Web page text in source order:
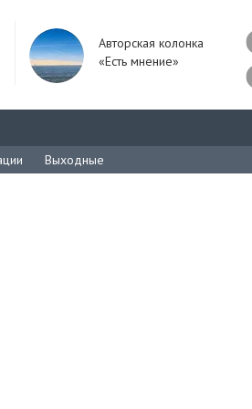
Авторская колонка
«Есть мнение»
Выходные